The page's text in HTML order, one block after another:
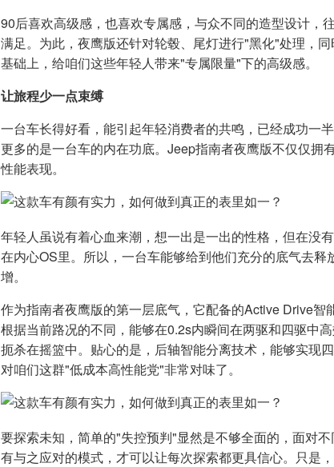
90后喜欢高级感，也喜欢专属感，与众不同的造型设计，
满足。为此，夜鹰版还针对轮毂、尾灯进行"黑化"处理，
基础上，给咱们这些年轻人带来"专属限量"下的高级感。
让旅程少一点束缚
一台车长得好看，能引起年轻消费者的共鸣，已经成功一
更多的是一台车的内在功底。Jeep指南者夜鹰版不仅仅拥
性能表现。
年轻人虽说有着心血来潮，想一出是一出的性格，但在没
在内心OS里。所以，一台车能够给到他们充分的底气去
增。
作为指南者夜鹰版的第一层底气，它配备的Active Drive智
根据当前路况的不同，能够在0.2s内瞬间在两驱和四驱中
扼杀在摇篮中。贴心的是，后轴智能分离技术，能够实现
对咱们这群"低成本高性能党"非常对味了。
要探索未知，简单的"失控预判"显然是不够全面的，面对
有与之应对的模式，才可以让每次探索都更具信心。只是